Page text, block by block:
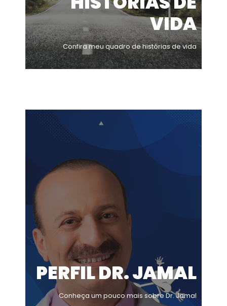
VIDA
Confira meu quadro de histórias de vida
PERFIL DR. JAMAL
Conheça um pouco mais sobre Dr. Jamal